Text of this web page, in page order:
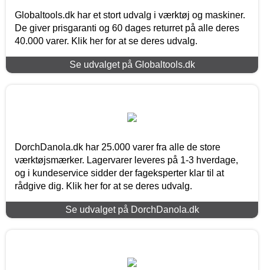
Globaltools.dk har et stort udvalg i værktøj og maskiner.
De giver prisgaranti og 60 dages returret på alle deres
40.000 varer. Klik her for at se deres udvalg.
Se udvalget på Globaltools.dk
DorchDanola.dk har 25.000 varer fra alle de store
værktøjsmærker. Lagervarer leveres på 1-3 hverdage,
og i kundeservice sidder der fageksperter klar til at
rådgive dig. Klik her for at se deres udvalg.
Se udvalget på DorchDanola.dk